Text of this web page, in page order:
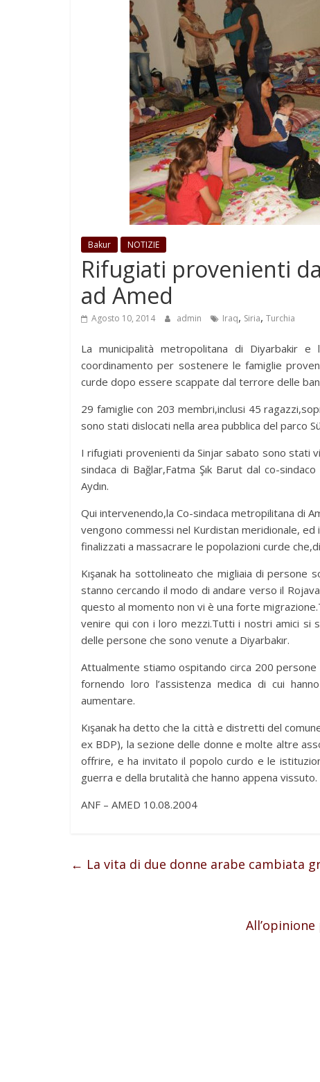
Bakur NOTIZIE
Rifugiati provenienti
ad Amed
Agosto 10, 2014 admin Iraq, Siria, Turchia
La municipalità metropolitana di Diyarbakir
coordinamento per sostenere le famiglie
curde dopo essere scappate dal terrore delle
29 famiglie con 203 membri,inclusi 45
sono stati dislocati nella area pubblica del parco
I rifugiati provenienti da Sinjar sabato sono stati
sindaca di Bağlar,Fatma Şık Barut dal co-
Aydın.
Qui intervenendo,la Co-sindaca metropilitana di
vengono commessi nel Kurdistan meridionale,
finalizzati a massacrare le popolazioni curde
Kışanak ha sottolineato che migliaia di persone
stanno cercando il modo di andare verso il
questo al momento non vi è una forte
venire qui con i loro mezzi.Tutti i nostri amici
delle persone che sono venute a Diyarbakır.
Attualmente stiamo ospitando circa 200
fornendo loro l’assistenza medica di cui
aumentare.
Kışanak ha detto che la città e distretti del
ex BDP), la sezione delle donne e molte altre
offrire, e ha invitato il popolo curdo e le
guerra e della brutalità che hanno appena vissuto.
ANF – AMED 10.08.2004
← La vita di due donne arabe cambiata